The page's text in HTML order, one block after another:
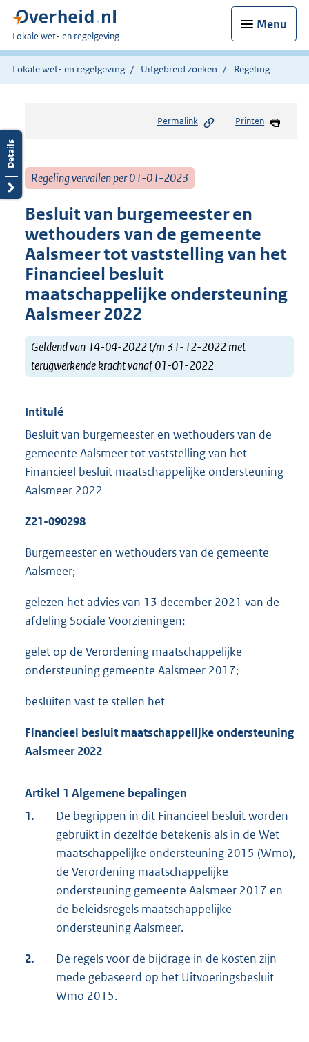
Menu
U
bent
hier:
Lokale wet- en regelgeving
Lokale wet- en regelgeving Uitgebreid zoeken Regeling
Permalink Printen
Regeling vervallen per 01-01-2023
Besluit van burgemeester en
wethouders van de gemeente
Aalsmeer tot vaststelling van het
Financieel besluit
maatschappelijke ondersteuning
Aalsmeer 2022
Geldend van 14-04-2022 t/m 31-12-2022 met
terugwerkende kracht vanaf 01-01-2022
Intitulé
Besluit van burgemeester en wethouders van de
gemeente Aalsmeer tot vaststelling van het
Financieel besluit maatschappelijke ondersteuning
Aalsmeer 2022
Z21-090298
Burgemeester en wethouders van de gemeente
Aalsmeer;
gelezen het advies van 13 december 2021 van de
afdeling Sociale Voorzieningen;
gelet op de Verordening maatschappelijke
ondersteuning gemeente Aalsmeer 2017;
besluiten vast te stellen het
Financieel besluit maatschappelijke ondersteuning
Aalsmeer2022
Artikel 1 Algemene bepalingen
1.
De begrippen in dit Financieel besluit worden
gebruikt in dezelfde betekenis als in de Wet
maatschappelijke ondersteuning 2015 (Wmo),
de Verordening maatschappelijke
ondersteuning gemeente Aalsmeer 2017 en
de beleidsregels maatschappelijke
ondersteuning Aalsmeer.
2.
De regels voor de bijdrage in de kosten zijn
mede gebaseerd op het Uitvoeringsbesluit
Wmo 2015.